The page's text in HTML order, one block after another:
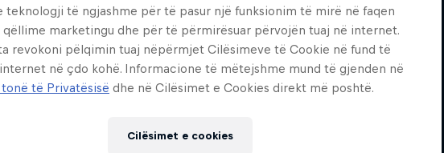
tackles unknown terrain
1 Sezoni · 4 episodet
SKIING
Moto Rider vs Enduro Race
Carson Brown's epic ride at Red Bull
Erzbergrodeo
ENDURO
teknologji të ngjashme për të pasur një funksionim të mirë në faqen
marketingu dhe për të përmirësuar përvojën tuaj në internet.
revokoni pëlqimin tuaj nëpërmjet Cilësimeve të Cookie në fund të
në çdo kohë. Informacione të mëtejshme mund të gjenden në
të Privatësisë dhe në Cilësimet e Cookies direkt më poshtë.
Cilësimet e cookies